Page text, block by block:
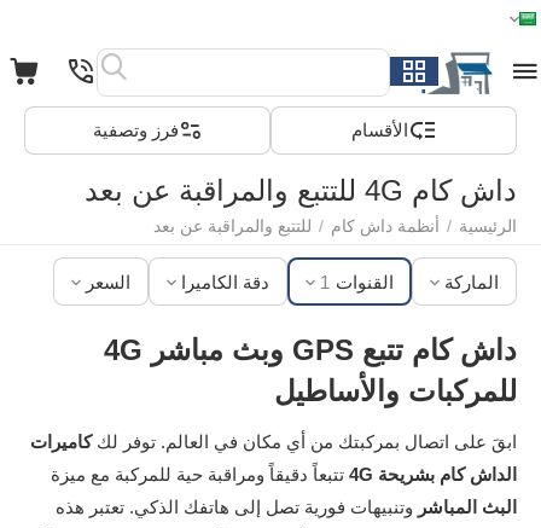
الأقسام فرز وتصفية
داش كام 4G للتتبع والمراقبة عن بعد
الرئيسية / أنظمة داش كام / للتتبع والمراقبة عن بعد
الماركة القنوات 1 دقة الكاميرا السعر
داش كام تتبع GPS وبث مباشر 4G
للمركبات والأساطيل
ابقَ على اتصال بمركبتك من أي مكان في العالم. توفر لككاميرات
الداش كام بشريحة 4G
تتبعاً دقيقاً ومراقبة حية للمركبة مع ميزة
البث المباشر وتنبيهات فورية تصل إلى هاتفك الذكي. تعتبر هذه
الرئيسية القائمة بحث السلة قائمة المفضلة